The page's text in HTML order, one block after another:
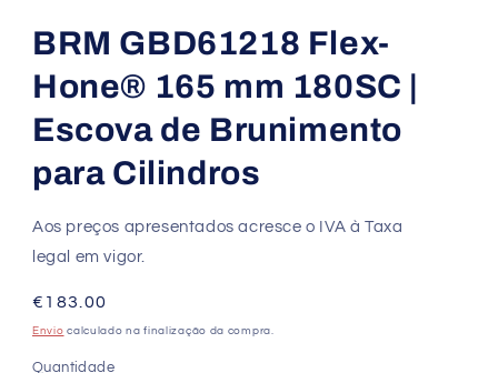
BRM GBD61218 Flex-
Hone® 165 mm 180SC |
Escova de Brunimento
para Cilindros
Aos preços apresentados acresce o IVA à Taxa
legal em vigor.
Preço
normal
€183.00
Envio calculado na finalização da compra.
Quantidade